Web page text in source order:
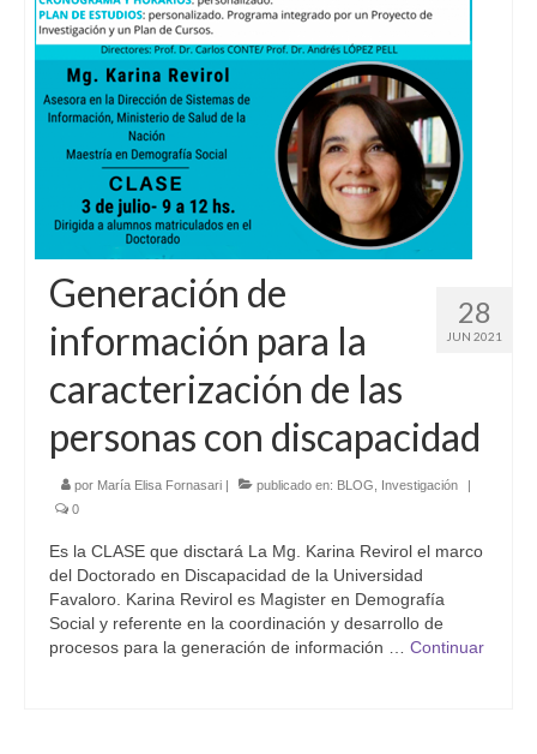
28
JUN 2021
Generación de
información para la
caracterización de las
personas con discapacidad
por María Elisa Fornasari | publicado en: BLOG Investigación
|
0
Es la CLASE que disctará La Mg. Karina Revirol el marco
del Doctorado en Discapacidad de la Universidad
Favaloro. Karina Revirol es Magister en Demografía
Social y referente en la coordinación y desarrollo de
procesos para la generación de información … Continuar